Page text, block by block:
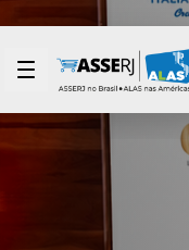
Pular para o